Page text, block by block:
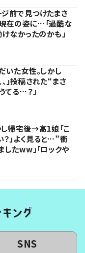
前で見つけたまさ
在の姿に…「過酷な
けなかったのかも」
いた女性。しかし
」投稿された“まさ
てる…？」
帰宅後→高1娘「こ
」よく見ると…”衝
たww」「ロックや
SNS